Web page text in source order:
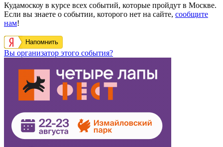
Кудамоскоу в курсе всех событий, которые пройдут в Москве.
Если вы знаете о событии, которого нет на сайте, сообщите
нам!
Напомнить
Вы организатор этого события?